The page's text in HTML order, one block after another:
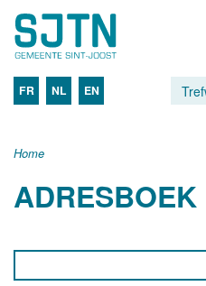
FR NL EN
Home
ADRESBOEK